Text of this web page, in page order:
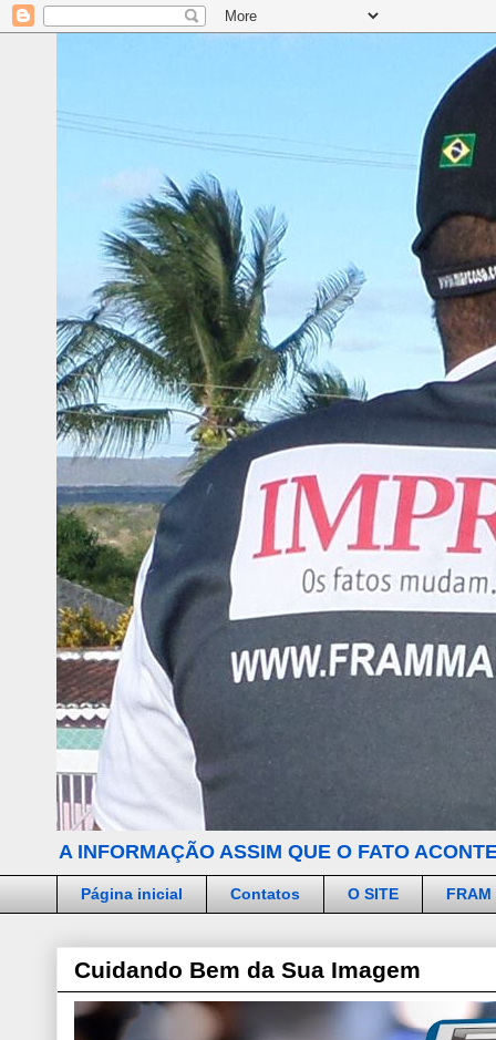
A INFORMAÇÃO ASSIM QUE O FATO
Página inicial Contatos O SITE FRAM
Cuidando Bem da Sua Imagem